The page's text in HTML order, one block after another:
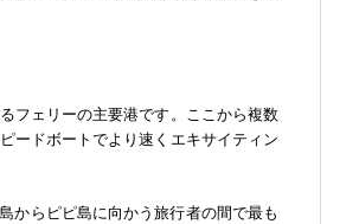
フェリーの主要港です。ここから複数
ードボートでより速くエキサイティン
からピピ島に向かう旅行者の間で最も